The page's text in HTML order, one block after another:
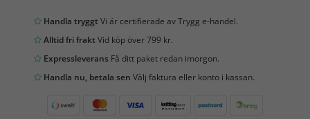
Handla tryggtVi är certifierade av Trygg e-handel.
Alltid fri fraktVid köp över 799 kr.
Expressleverans Få ditt paket redan imorgon.
Handla nu, betala sen Välj faktura eller konto i kassan.